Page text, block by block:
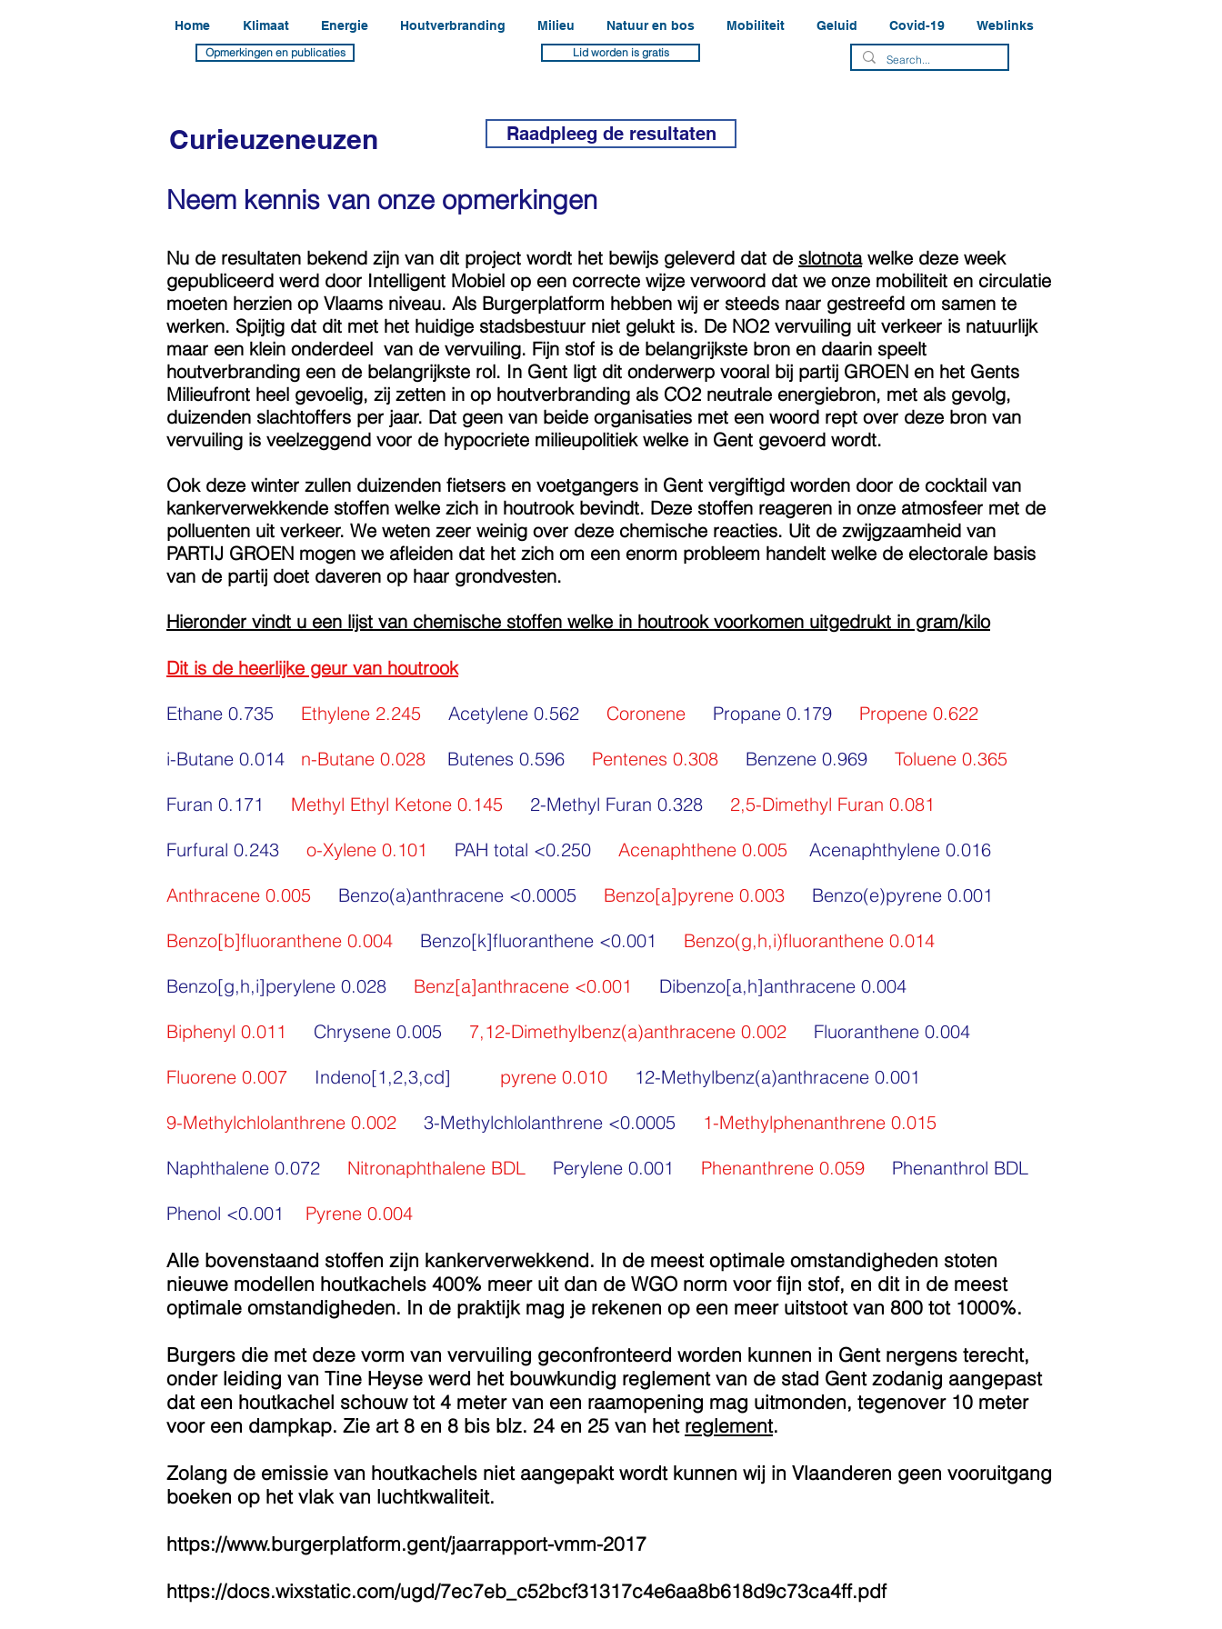
Home Klimaat Energie Houtverbranding Milieu Natuur en bos Mobiliteit Geluid Covid-19 Weblinks
Opmerkingen en publicaties Lid worden is gratis
Curieuzeneuzen Raadpleeg de resultaten
Neem kennis van onze opmerkingen
Nu de resultaten bekend zijn van dit project wordt het bewijs geleverd dat de slotnotawelke deze week
gepubliceerd werd door Intelligent Mobiel op een correcte wijze verwoord dat we onze mobiliteit en circulatie
moeten herzien op Vlaams niveau. Als Burgerplatform hebben wij er steeds naar gestreefd om samen te
werken. Spijtig dat dit met het huidige stadsbestuur niet gelukt is. De NO2 vervuiling uit verkeer is natuurlijk
maar een klein onderdeel van de vervuiling. Fijn stof is de belangrijkste bron en daarin speelt
houtverbranding een de belangrijkste rol. In Gent ligt dit onderwerp vooral bij partij GROEN en het Gents
Milieufront heel gevoelig, zij zetten in op houtverbranding als CO2 neutrale energiebron, met als gevolg,
duizenden slachtoffers per jaar. Dat geen van beide organisaties met een woord rept over deze bron van
vervuiling is veelzeggend voor de hypocriete milieupolitiek welke in Gent gevoerd wordt.
Ook deze winter zullen duizenden fietsers en voetgangers in Gent vergiftigd worden door de cocktail van
kankerverwekkende stoffen welke zich in houtrook bevindt. Deze stoffen reageren in onze atmosfeer met de
polluenten uit verkeer. We weten zeer weinig over deze chemische reacties. Uit de zwijgzaamheid van
PARTIJ GROEN mogen we afleiden dat het zich om een enorm probleem handelt welke de electorale basis
van de partij doet daveren op haar grondvesten.
Hieronder vindt u een lijst van chemische stoffen welke in houtrook voorkomen uitgedrukt in gram/kilo
Dit is de heerlijke geur van houtrook
Ethane 0.735 Ethylene 2.245 Acetylene 0.562 Coronene Propane 0.179 Propene 0.622
i-Butane 0.014 n-Butane 0.028 Butenes 0.596 Pentenes 0.308 Benzene 0.969 Toluene 0.365
Furan 0.171 Methyl Ethyl Ketone 0.145 2-Methyl Furan 0.328 2,5-Dimethyl Furan 0.081
Furfural 0.243 o-Xylene 0.101 PAH total <0.250 Acenaphthene 0.005
Acenaphthylene 0.016
Anthracene 0.005
Benzo(a)anthracene <0.0005 Benzo[a]pyrene 0.003
Benzo(e)pyrene 0.001
Benzo[b]fluoranthene 0.004
Benzo[k]fluoranthene <0.001 Benzo(g,h,i)fluoranthene 0.014
Benzo[g,h,i]perylene 0.028 Benz[a]anthracene <0.001
Dibenzo[a,h]anthracene 0.004
Biphenyl 0.011
Chrysene 0.005 7,12-Dimethylbenz(a)anthracene 0.002
Fluoranthene 0.004
Fluorene 0.007
Indeno[1,2,3,cd] pyrene 0.010
12-Methylbenz(a)anthracene 0.001
9-Methylchlolanthrene 0.002
3-Methylchlolanthrene <0.0005 1-Methylphenanthrene 0.015
Naphthalene 0.072 Nitronaphthalene BDL Perylene 0.001 Phenanthrene 0.059
Phenanthrol BDL
Phenol <0.001 Pyrene 0.004
Alle bovenstaand stoffen zijn kankerverwekkend. In de meest optimale omstandigheden stoten
nieuwe modellen houtkachels 400% meer uit dan de WGO norm voor fijn stof, en dit in de meest
optimale omstandigheden. In de praktijk mag je rekenen op een meer uitstoot van 800 tot 1000%.
Burgers die met deze vorm van vervuiling geconfronteerd worden kunnen in Gent nergens terecht,
onder leiding van Tine Heyse werd het bouwkundig reglement van de stad Gent zodanig aangepast
dat een houtkachel schouw tot 4 meter van een raamopening mag uitmonden, tegenover 10 meter
voor een dampkap. Zie art 8 en 8 bis blz. 24 en 25 van het reglement.
Zolang de emissie van houtkachels niet aangepakt wordt kunnen wij in Vlaanderen geen vooruitgang
boeken op het vlak van luchtkwaliteit.
https://www.burgerplatform.gent/jaarrapport-vmm-2017
https://docs.wixstatic.com/ugd/7ec7eb_c52bcf31317c4e6aa8b618d9c73ca4ff.pdf